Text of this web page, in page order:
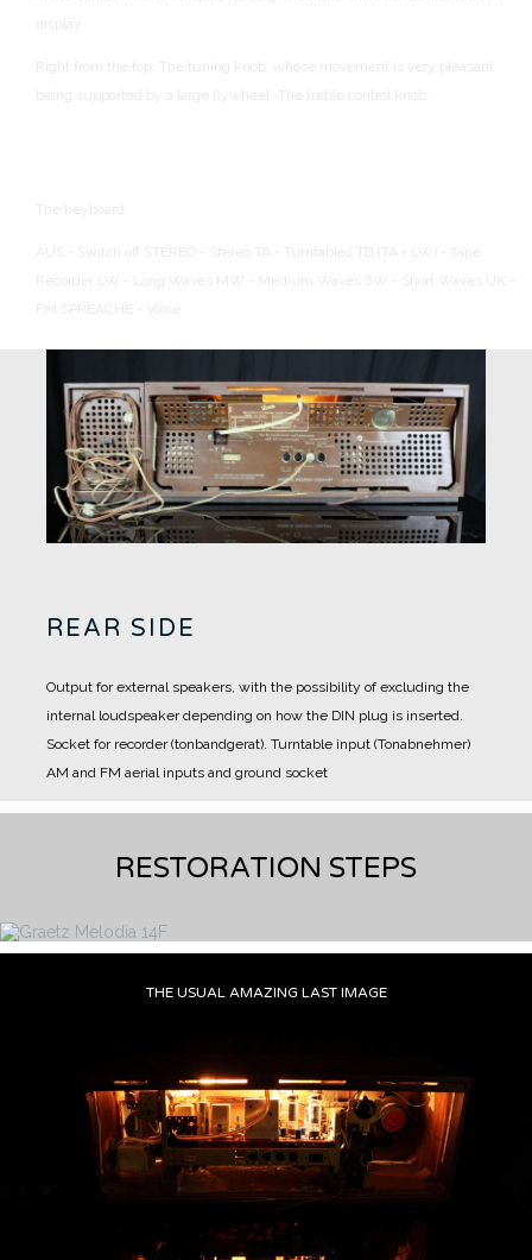
Right from the top:
The tuning knob, whose movement is very pleasant
being supported by a large flywheel
-The treble control knob.
The keyboard:
AUS - Switch off STEREO - Stereo TA - Turntables
TB (TA + LW) - Tape
SW - Short Waves
REAR SIDE
Output for external speakers, with the possibility of excluding the
internal loudspeaker depending on how the DIN plug is inserted.
Socket for recorder (tonbandgerat). Turntable input (Tonabnehmer)
AM and FM aerial inputs and ground socket
RESTORATION STEPS
THE USUAL AMAZING LAST IMAGE